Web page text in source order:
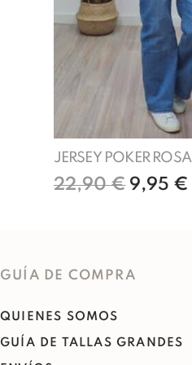
JERSEY POKER ROSA
22,90€ 9,95 €
GUÍA DE COMPRA
QUIENES SOMOS
GUÍA DE TALLAS GRANDES